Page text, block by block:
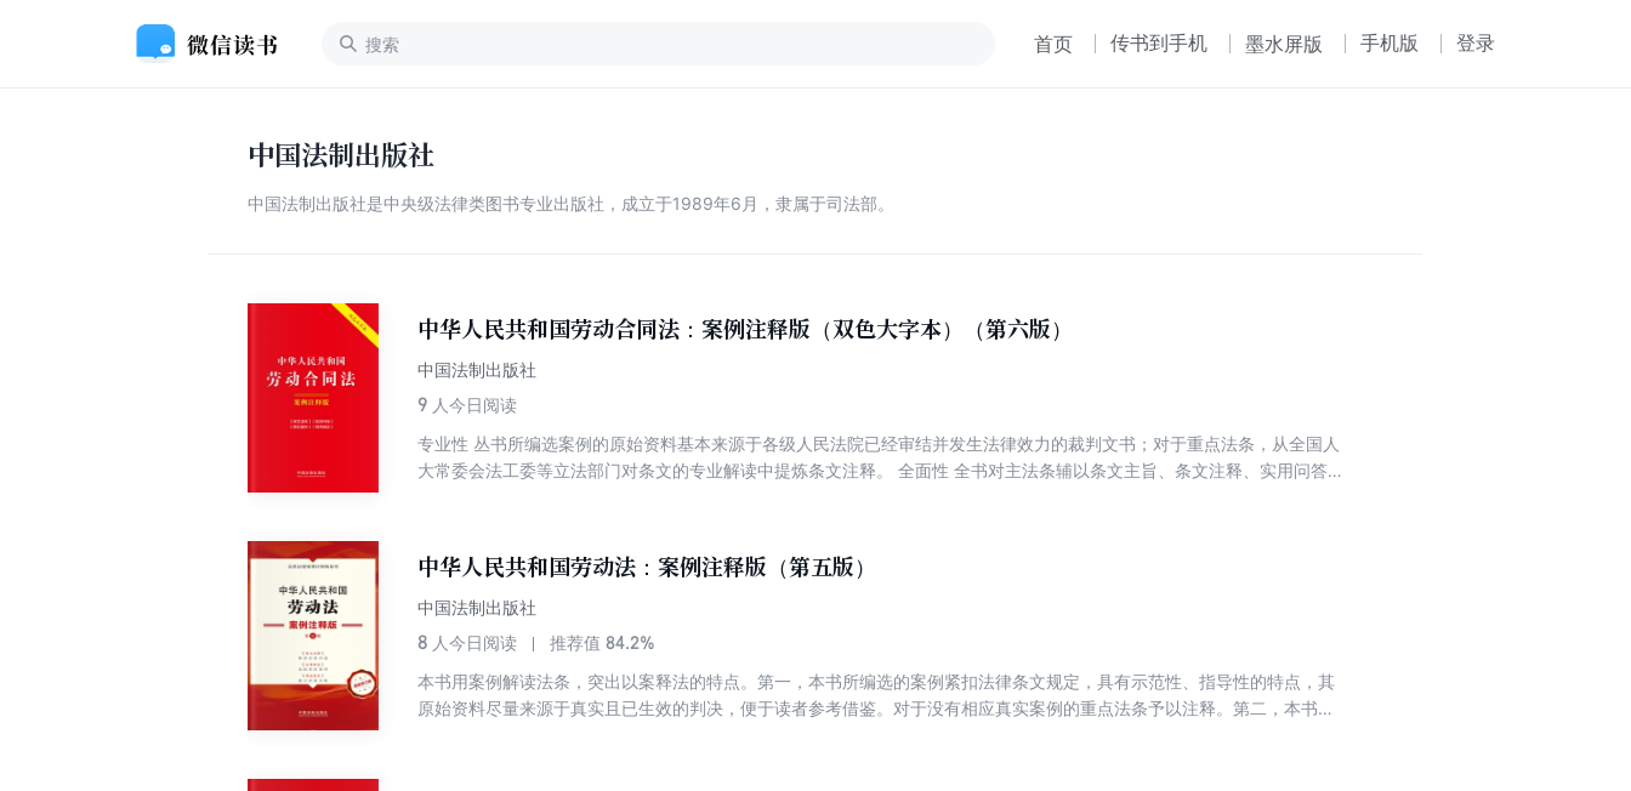
首页 传书到手机 墨水屏版 手机版 登录
中国法制出版社
中国法制出版社是中央级法律类图书专业出版社，成立于1989年6月，隶属于司法部。
中华人民共和国劳动合同法：案例注释版（双色大字本）（第六版）
中国法制出版社
9 人今日阅读
专业性 丛书所编选案例的原始资料基本来源于各级人民法院已经审结并发生法律效力的裁判文书；对于重点法条，从全国人
大常委会法工委等立法部门对条文的专业解读中提炼条文注释。 全面性 全书对主法条辅以条文主旨、条文注释、实用问答、
律文件，以及相应的法律流程图表、文书等内容，方便读者查找和使用
中华人民共和国劳动法：案例注释版（第五版）
中国法制出版社
8 人今日阅读 推荐值 84.2%
本书用案例解读法条，突出以案释法的特点。第一，本书所编选的案例紧扣法律条文规定，具有示范性、指导性的特点，其
原始资料尽量来源于真实且已生效的判决，便于读者参考借鉴。对于没有相应真实案例的重点法条予以注释。第二，本书设